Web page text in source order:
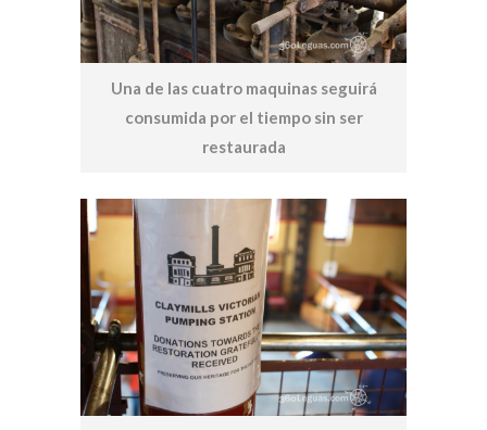
Una de las cuatro maquinas seguirá
consumida por el tiempo sin ser
restaurada